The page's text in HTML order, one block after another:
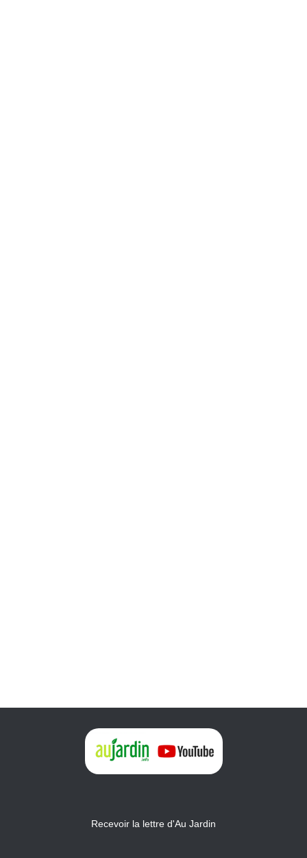
Recevoir la lettre d'Au Jardin